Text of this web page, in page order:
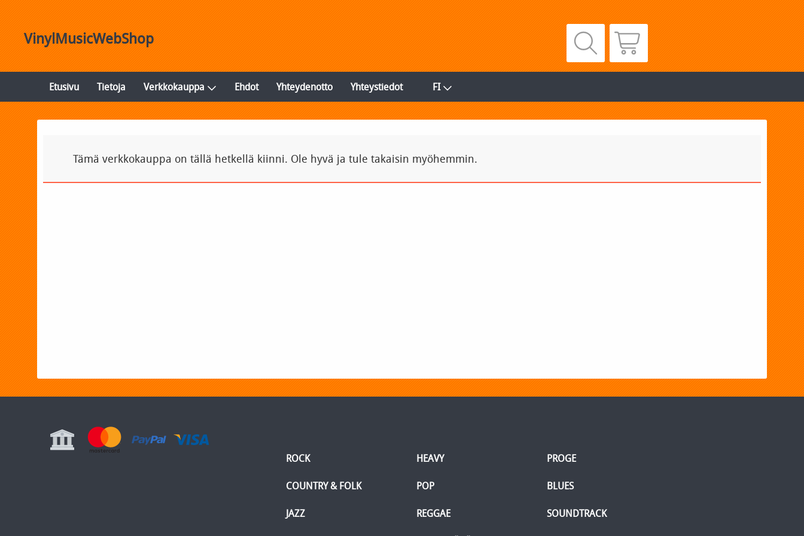
VinylMusicWebShop
Etusivu Tietoja Verkkokauppa Ehdot Yhteydenotto Yhteystiedot FI
Tämä verkkokauppa on tällä hetkellä kiinni. Ole hyvä ja tule takaisin myöhemmin.
ROCK HEAVY PROGE
COUNTRY & FOLK POP BLUES
JAZZ REGGAE SOUNDTRACK